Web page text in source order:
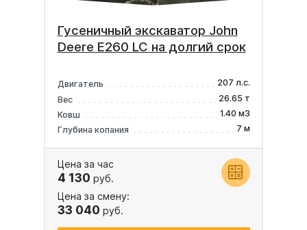
Гусеничный экскаватор John
Deere E260 LC на долгий срок
Двигатель
207 л.с.
Вес
26.65 т
Ковш
1.40 м3
Глубина копания
7 м
Цена за час
4 130 руб.
Цена за смену:
33 040 руб.